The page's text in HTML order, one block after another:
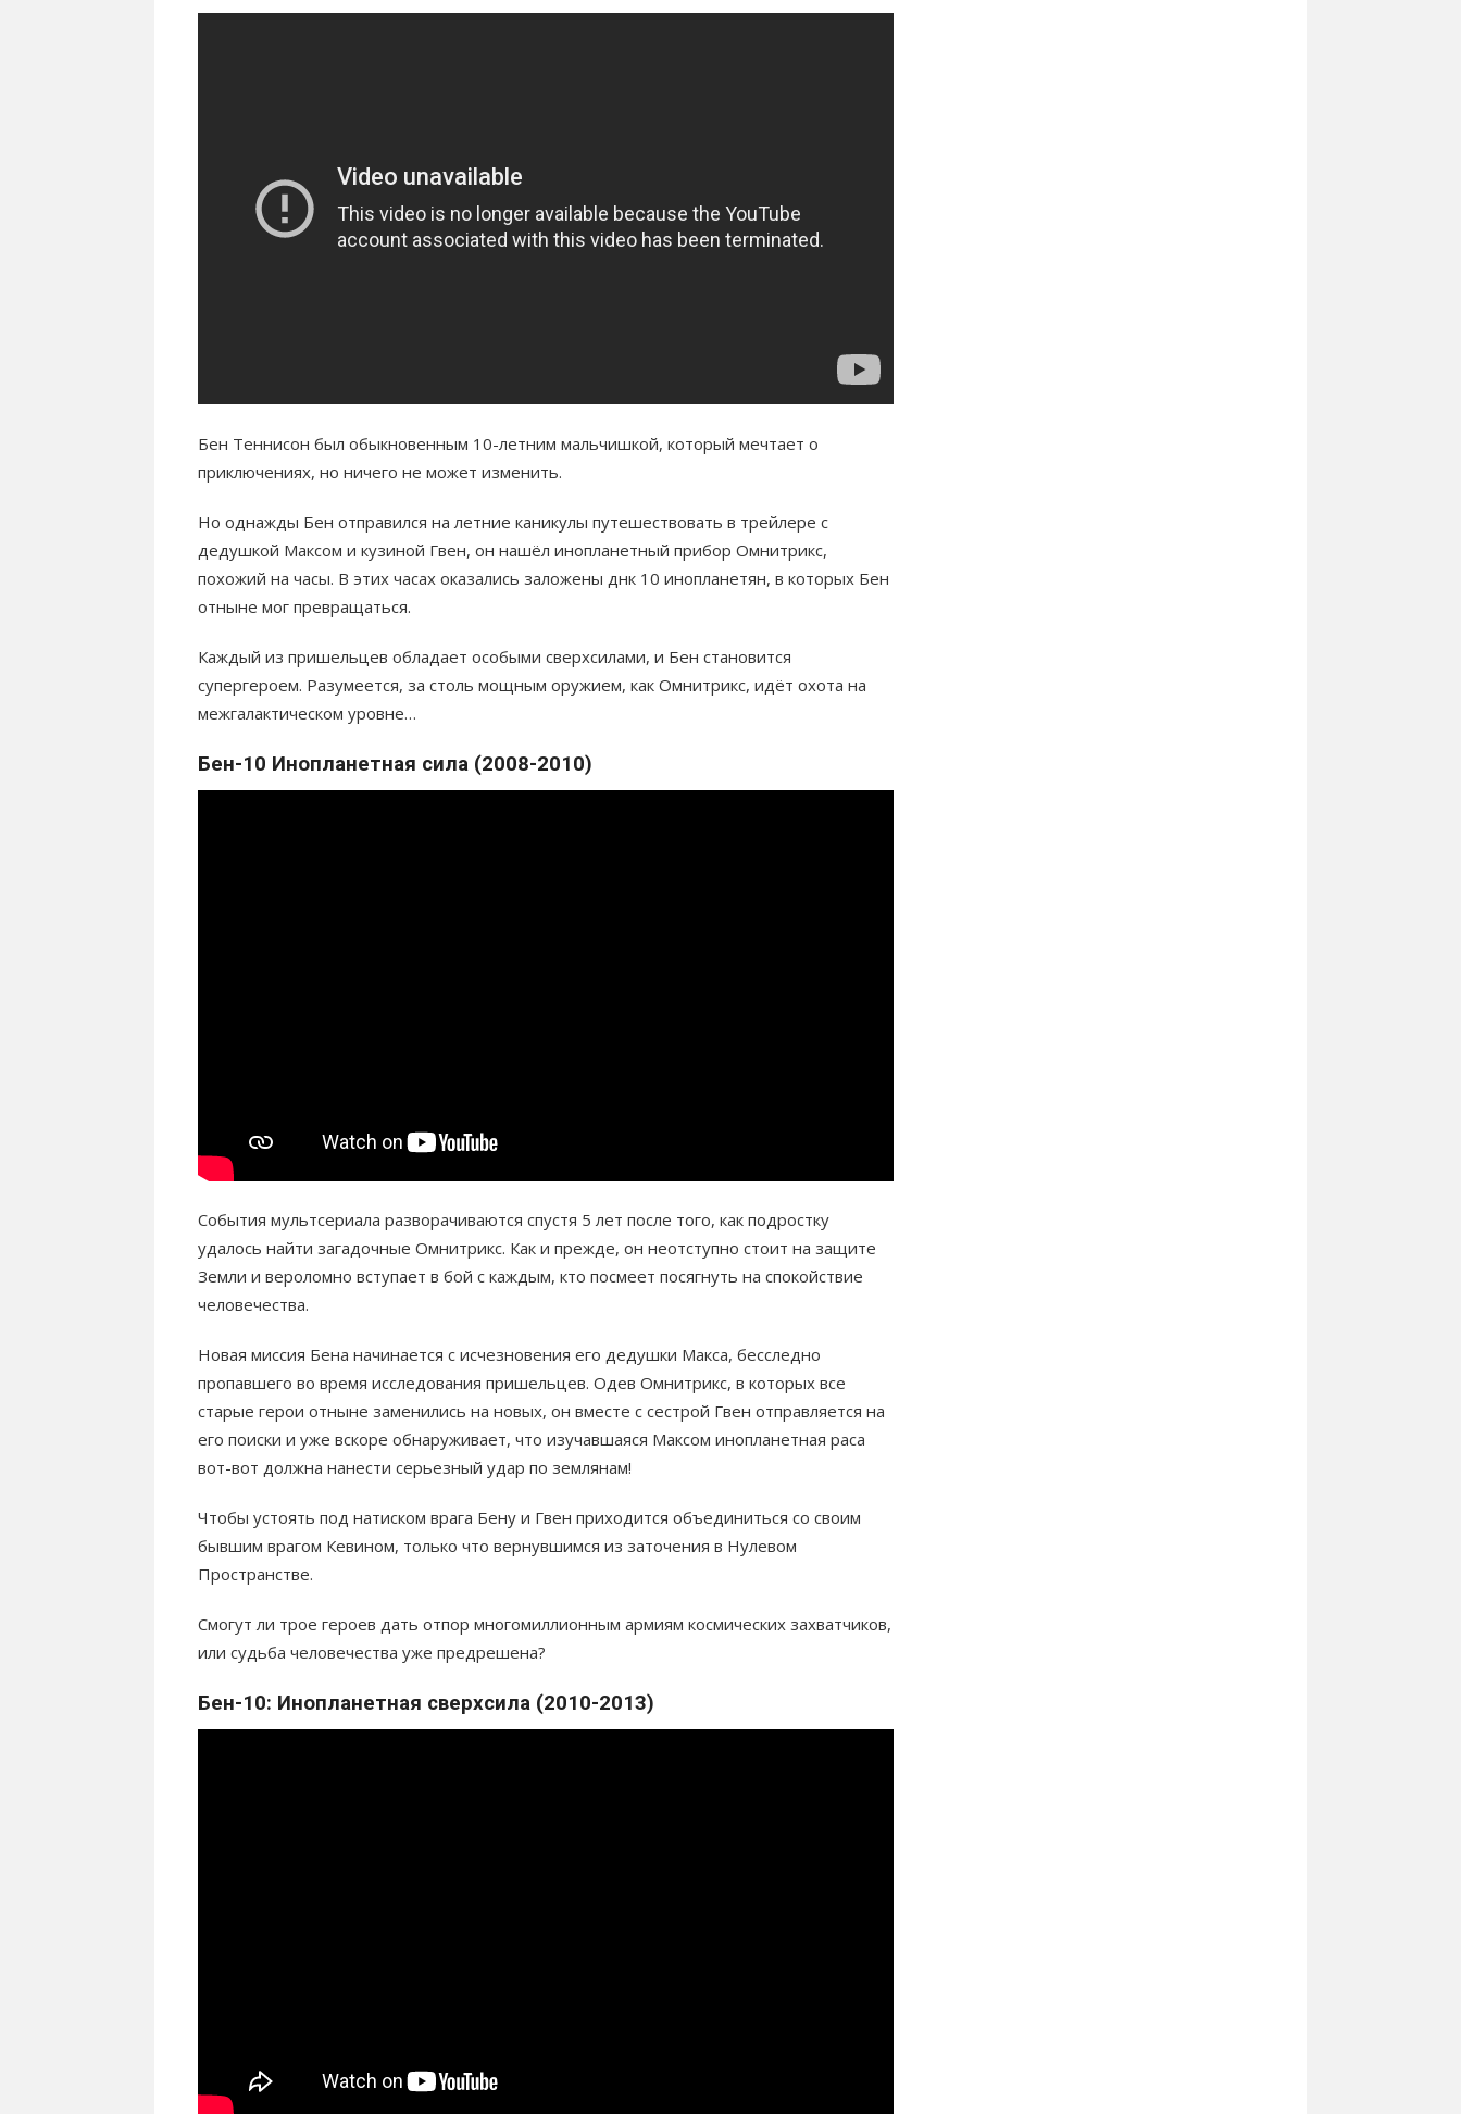
Бен Теннисон был обыкновенным 10-летним мальчишкой, который мечтает о
приключениях, но ничего не может изменить.
Но однажды Бен отправился на летние каникулы путешествовать в трейлере с
дедушкой Максом и кузиной Гвен, он нашёл инопланетный прибор Омнитрикс,
похожий на часы. В этих часах оказались заложены днк 10 инопланетян, в которых Бен
отныне мог превращаться.
Каждый из пришельцев обладает особыми сверхсилами, и Бен становится
супергероем. Разумеется, за столь мощным оружием, как Омнитрикс, идёт охота на
межгалактическом уровне…
Бен-10 Инопланетная сила (2008-2010)
События мультсериала разворачиваются спустя 5 лет после того, как подростку
удалось найти загадочные Омнитрикс. Как и прежде, он неотступно стоит на защите
Земли и вероломно вступает в бой с каждым, кто посмеет посягнуть на спокойствие
человечества.
Новая миссия Бена начинается с исчезновения его дедушки Макса, бесследно
пропавшего во время исследования пришельцев. Одев Омнитрикс, в которых все
старые герои отныне заменились на новых, он вместе с сестрой Гвен отправляется на
его поиски и уже вскоре обнаруживает, что изучавшаяся Максом инопланетная раса
вот-вот должна нанести серьезный удар по землянам!
Чтобы устоять под натиском врага Бену и Гвен приходится объединиться со своим
бывшим врагом Кевином, только что вернувшимся из заточения в Нулевом
Пространстве.
Смогут ли трое героев дать отпор многомиллионным армиям космических захватчиков,
или судьба человечества уже предрешена?
Бен-10: Инопланетная сверхсила (2010-2013)